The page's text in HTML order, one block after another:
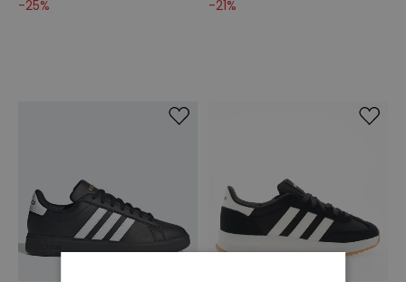
-25% -21%